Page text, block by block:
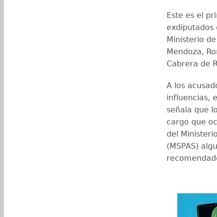
Este es el
exdiputados
Ministerio
Mendoza,
Cabrera de
A los
influencias,
señala que
cargo que
del
(MSPAS)